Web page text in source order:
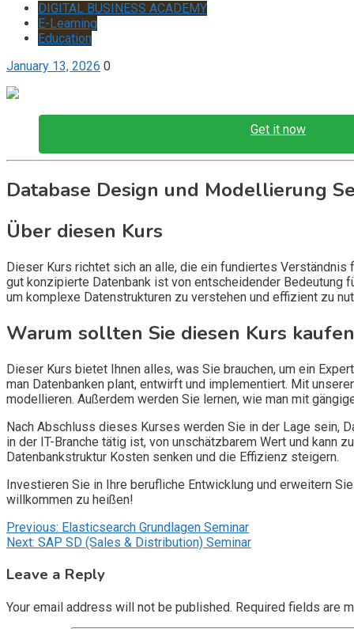
DIGITAL BUSINESS ACADEMY
E-Learning
Education
January 13, 2026 0
Get it now
Database Design und Modellierung
Über diesen Kurs
Dieser Kurs richtet sich an alle, die ein fundiertes
gut konzipierte Datenbank ist von entscheidender Bedeutung
um komplexe Datenstrukturen zu verstehen und effizient zu
Warum sollten Sie diesen Kurs
Dieser Kurs bietet Ihnen alles, was Sie brauchen, um ein
man Datenbanken plant, entwirft und implementiert. Mit
modellieren. Außerdem werden Sie lernen, wie man mit
Nach Abschluss dieses Kurses werden Sie in der Lage sein,
in der IT-Branche tätig ist, von unschätzbarem Wert und kann
Datenbankstruktur Kosten senken und die Effizienz steigern.
Investieren Sie in Ihre berufliche Entwicklung und erweitern
willkommen zu heißen!
Post
navigation
Previous: Elasticsearch Grundlagen Seminar
Next: SAP SD (Sales & Distribution) Seminar
Leave a Reply
Your email address will not be published. Required fields are